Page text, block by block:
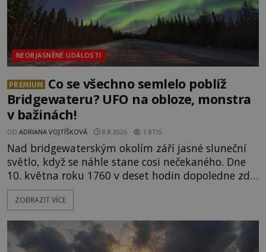
NEOBJASNĚNÉ UDÁLOSTI
PREMIUM
Co se všechno semlelo poblíž
Bridgewateru? UFO na obloze, monstra
v bažinách!
OD ADRIANA VOJTÍŠKOVÁ 8.8.2026 1.8TIS
Nad bridgewaterským okolím září jasné sluneční
světlo, když se náhle stane cosi nečekaného. Dne
10. května roku 1760 v deset hodin dopoledne zde
dojde k vůbec prvnímu historicky doloženému
přeletu UFO. Podle záznamů vyzařuje takové
jen o nějaký optický klam, nebo se zde skutečně
právě vznáší mimozemská loď
ZOBRAZIT VÍCE